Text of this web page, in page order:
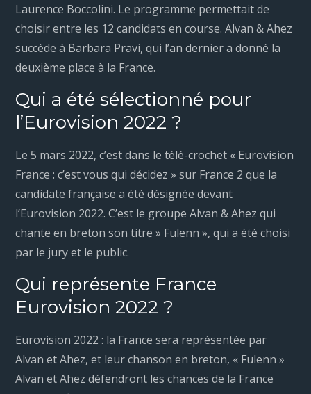
Laurence Boccolini. Le programme permettait de
choisir entre les 12 candidats en course. Alvan & Ahez
succède à Barbara Pravi, qui l’an dernier a donné la
deuxième place à la France.
Qui a été sélectionné pour
l’Eurovision 2022 ?
Le 5 mars 2022, c’est dans le télé-crochet « Eurovision
France : c’est vous qui décidez » sur France 2 que la
candidate française a été désignée devant
l’Eurovision 2022. C’est le groupe Alvan & Ahez qui
chante en breton son titre » Fulenn », qui a été choisi
par le jury et le public.
Qui représente France
Eurovision 2022 ?
Eurovision 2022 : la France sera représentée par
Alvan et Ahez, et leur chanson en breton, « Fulenn »
Alvan et Ahez défendront les chances de la France